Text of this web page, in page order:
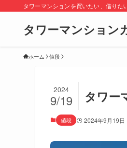
タワーマンションを買いたい、借りた
タワーマンション
ホーム 値段
タワー
2024
9/19
値段 2024年9月19日